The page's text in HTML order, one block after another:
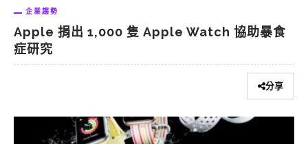
企業趨勢
Apple 捐出 1,000 隻 Apple Watch 協助暴食
症研究
分享